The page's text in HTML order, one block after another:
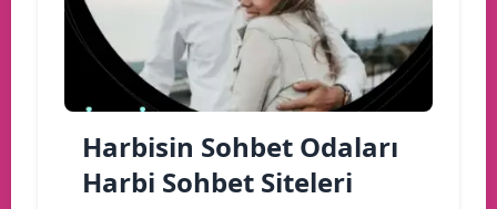
Harbisin Sohbet Odaları
Harbi Sohbet Siteleri